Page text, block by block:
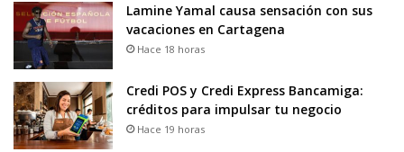
Lamine Yamal causa sensación con sus
vacaciones en Cartagena
Hace 18 horas
Credi POS y Credi Express Bancamiga:
créditos para impulsar tu negocio
Hace 19 horas